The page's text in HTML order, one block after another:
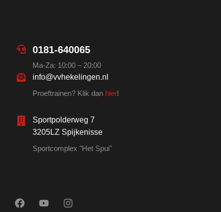
0181-640065
Ma-Za: 10:00 – 20:00
info@vvhekelingen.nl
Proeftrainen? Klik dan hier!
Sportpolderweg 7
3205LZ Spijkenisse
Sportcomplex "Het Spui"